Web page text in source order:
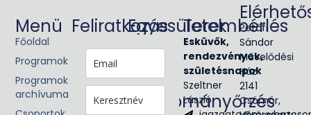
Petőfi
Sándor
Művelődési
Ház
2141
Csömör,
Terembérlés
Esküvők,
rendezvények,
születésnapok
Szeltner
László
Egyesületek
egyesület
Hagyományőrzés
Feliratkozás
Menü
Főoldal
Programok
Programok
archívuma